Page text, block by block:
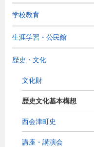
学校教育
生涯学習・公民館
歴史・文化
文化財
歴史文化基本構想
西会津町史
講座・講演会